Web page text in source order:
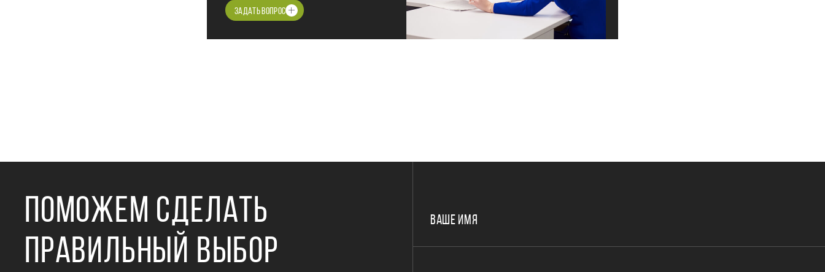
ЗАДАТЬ ВОПРОС
ПОМОЖЕМ СДЕЛАТЬ
ПРАВИЛЬНЫЙ ВЫБОР
ВАШЕ ИМЯ